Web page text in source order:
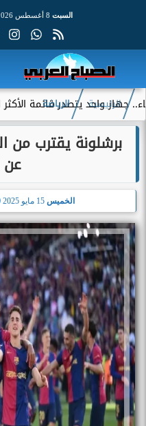
السبت
واحد يتصدر قائمة الأكثر
الرئيسية الرياضة
برشلونة يقترب من
عن
الخميس 15 مايو 2025